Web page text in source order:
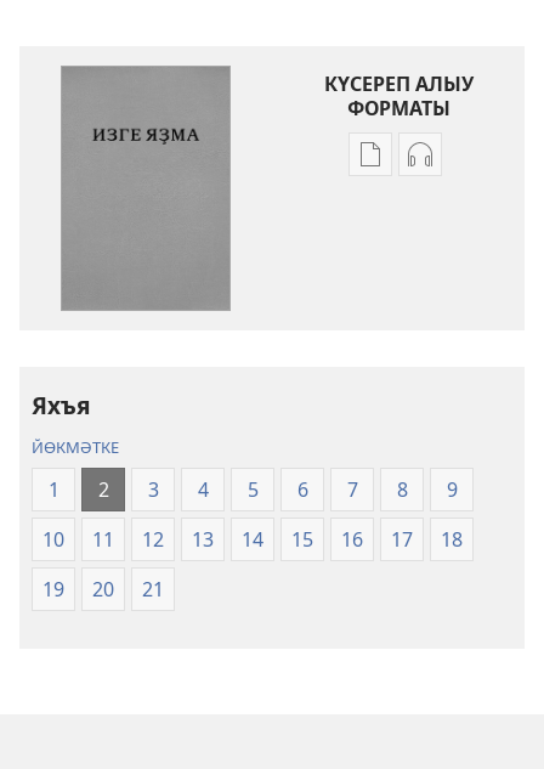
КҮСЕРЕП АЛЫУ
ФОРМАТЫ
Баҫмаларҙы
Яхъя
ЙӨКМӘТКЕ
1 2 3 4 5 6 7 8
9
10
11 12 13 14 15 16 17
18
19
20 21